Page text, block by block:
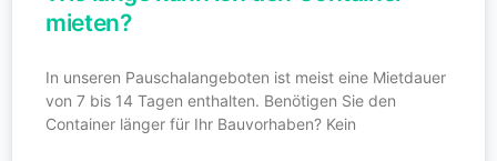
mieten?
In unseren Pauschalangeboten ist meist eine Mietdauer
von 7 bis 14 Tagen enthalten. Benötigen Sie den
Container länger für Ihr Bauvorhaben? Kein